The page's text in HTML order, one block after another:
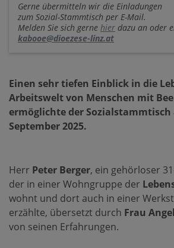
Gerne übermitteln wir die Einladungen
zum Sozial-Stammtisch per E-Mail.
Melden Sie sich gerne hier dazu an oder
kabooe@dioezese-linz.at
Einen sehr tiefen Einblick in die
Arbeitswelt von Menschen mit
ermöglichte der Sozialstammtisch
September 2025.
Herr Peter Berger, ein gehörloser
der in einer Wohngruppe der
wohnt und dort auch in einer
erzählte, übersetzt durch Frau
von seinen Erfahrungen.